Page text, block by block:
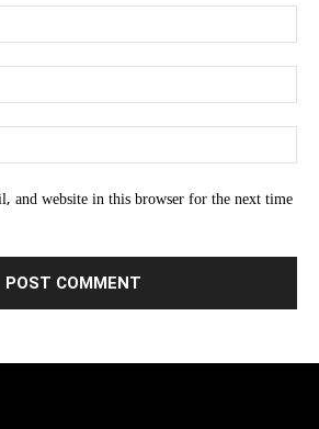
and website in this browser for the next time